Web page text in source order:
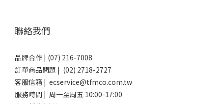
聯絡我們
品牌合作 | (07) 216-7008
訂單商品問題 | (02) 2718-2727
客服信箱 | ecservice@tfmco.com.tw
服務時間 | 周一至周五 10:00-17:00